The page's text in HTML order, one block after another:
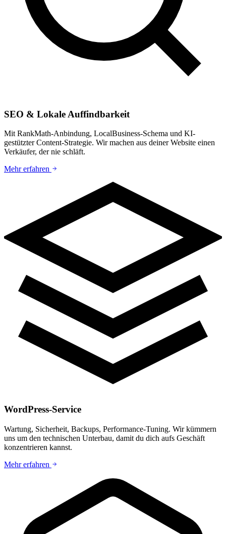
SEO & Lokale Auffindbarkeit
Mit RankMath-Anbindung, LocalBusiness-Schema und KI-
gestützter Content-Strategie. Wir machen aus deiner Website einen
Verkäufer, der nie schläft.
Mehr erfahren
WordPress-Service
Wartung, Sicherheit, Backups, Performance-Tuning. Wir kümmern
uns um den technischen Unterbau, damit du dich aufs Geschäft
konzentrieren kannst.
Mehr erfahren